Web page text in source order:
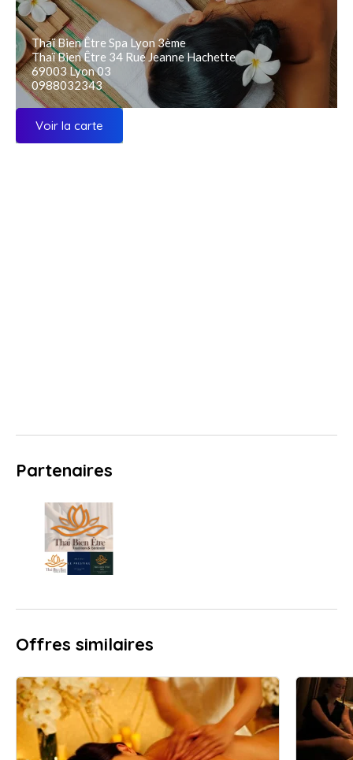
Thaï Bien Être Spa Lyon 3ème
Thaï Bien Être 34 Rue Jeanne Hachette
69003 Lyon 03
0988032343
Voir la carte
Partenaires
Offres similaires